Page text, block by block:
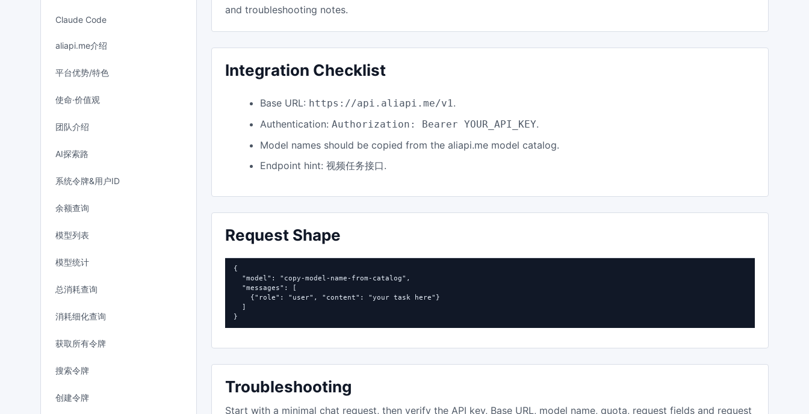
Claude Code
aliapi.me介绍
平台优势/特色
使命·价值观
团队介绍
AI探索路
系统令牌&用户ID
余额查询
模型列表
模型统计
总消耗查询
消耗细化查询
获取所有令牌
搜索令牌
创建令牌
and troubleshooting notes.
Integration Checklist
Base URL: https://api.aliapi.me/v1.
Authentication:Authorization: Bearer YOUR_API_KEY.
Model names should be copied from the aliapi.me model catalog.
Endpoint hint:视频任务接口.
Request Shape
{
  "model": "copy-model-name-from-catalog",
  "messages": [
    {"role": "user", "content": "your task here"}
  ]
}
Troubleshooting
Start with a minimal chat request, then verify the API key, Base URL, model name, quota, request fields and request